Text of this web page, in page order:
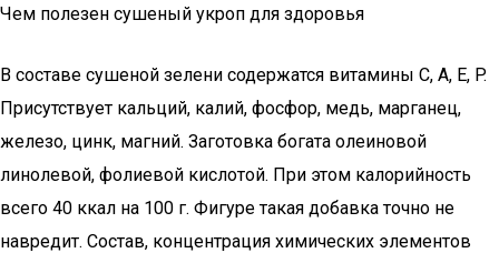
Чем полезен сушеный укроп для здоровья
В составе сушеной зелени содержатся витамины C, A, E, P.
Присутствует кальций, калий, фосфор, медь, марганец,
железо, цинк, магний. Заготовка богата олеиновой
линолевой, фолиевой кислотой. При этом калорийность
всего 40 ккал на 100 г. Фигуре такая добавка точно не
навредит. Состав, концентрация химических элементов